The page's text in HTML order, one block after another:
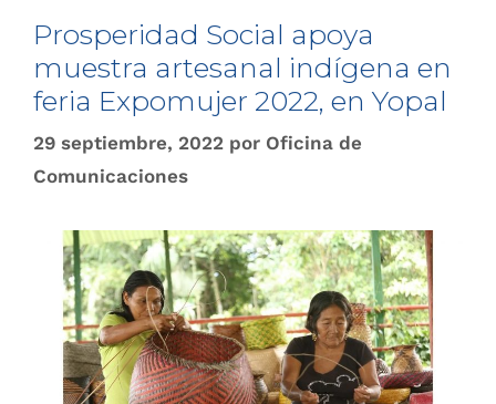
Prosperidad Social apoya
muestra artesanal indígena en
feria Expomujer 2022, en Yopal
29 septiembre, 2022 por Oficina de
Comunicaciones